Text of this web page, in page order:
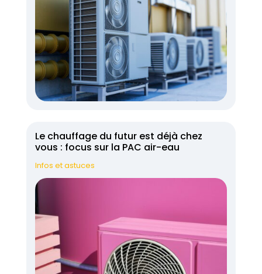
Le chauffage du futur est déjà chez
vous : focus sur la PAC air-eau
Infos et astuces